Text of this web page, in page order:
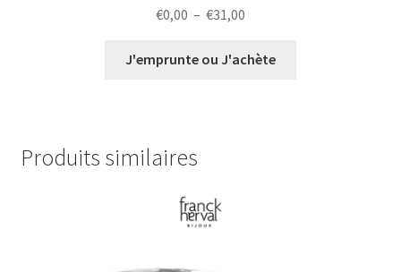
€0,00 – €31,00
prix :
J'emprunte ou J'achète
Produits similaires